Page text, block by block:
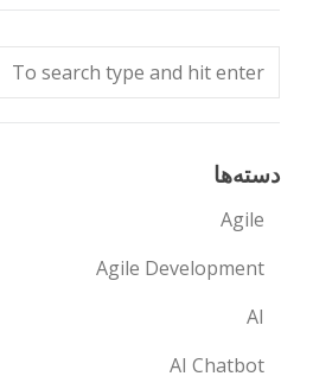
دسته‌ها
Agile
Agile Development
AI
AI Chatbot